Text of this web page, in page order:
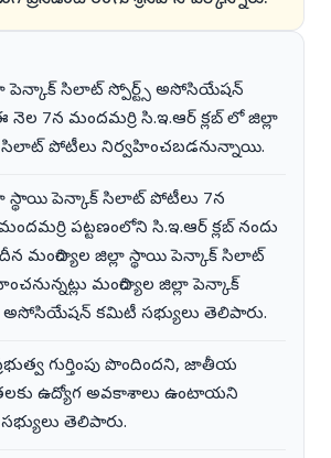
పెన్కాక్ సిలాట్ స్పోర్ట్స్ అసోసియేషన్
నెల 7న మందమర్రి సి.ఇ.ఆర్ క్లబ్ లో జిల్లా
పోటీలు నిర్వహించబడనున్నాయి.
స్థాయి పెన్కాక్ సిలాట్ పోటీలు 7న
పట్టణంలోని సి.ఇ.ఆర్ క్లబ్ నందు
మంచిర్యాల జిల్లా స్థాయి పెన్కాక్ సిలాట్
మంచిర్యాల జిల్లా పెన్కాక్
అసోసియేషన్ కమిటీ సభ్యులు తెలిపారు.
గుర్తింపు పొందిందని, జాతీయ
ఉద్యోగ అవకాశాలు ఉంటాయని
తెలిపారు.